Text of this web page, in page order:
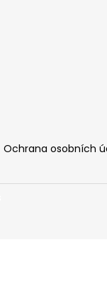
Ochrana osobních